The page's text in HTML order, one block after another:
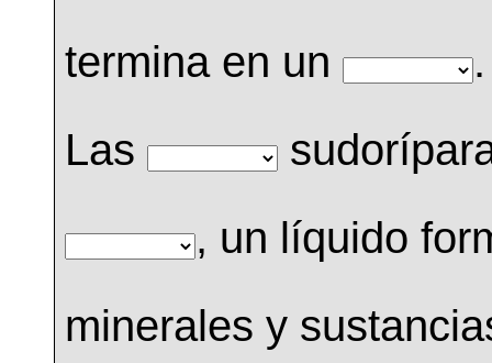
termina en un
.
Las
, un líquido
minerales y